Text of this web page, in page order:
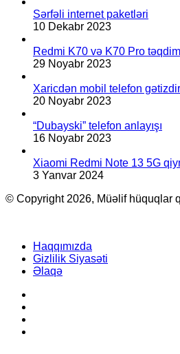
Sərfəli internet paketləri
10 Dekabr 2023
Redmi K70 və K70 Pro
29 Noyabr 2023
Xaricdən mobil telefon
20 Noyabr 2023
“Dubayski” telefon anlayışı
16 Noyabr 2023
Xiaomi Redmi Note 13 5G
3 Yanvar 2024
© Copyright 2026, Müəlif hüquqlar
Haqqımızda
Gizlilik Siyasəti
Əlaqə